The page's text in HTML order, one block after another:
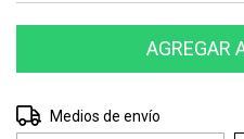
Entregas para el CP:
Medios de envío